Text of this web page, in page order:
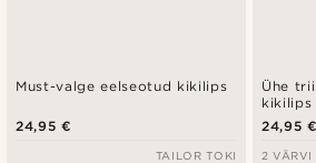
Must-valge eelseotud kikilips
24,95 €
TAILOR TOKI
Ühe
kikilips
24,95 €
2 VÄRVI